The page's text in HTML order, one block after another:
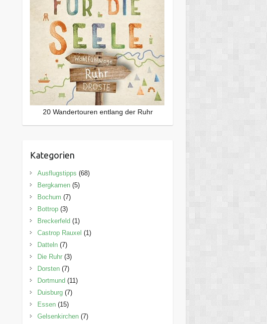
20 Wandertouren entlang der Ruhr
Kategorien
Ausflugstipps (68)
Bergkamen(5)
Bochum (7)
Bottrop(3)
Breckerfeld (1)
Castrop Rauxel (1)
Datteln(7)
Die Ruhr(3)
Dorsten(7)
Dortmund (11)
Duisburg(7)
Essen(15)
Gelsenkirchen(7)